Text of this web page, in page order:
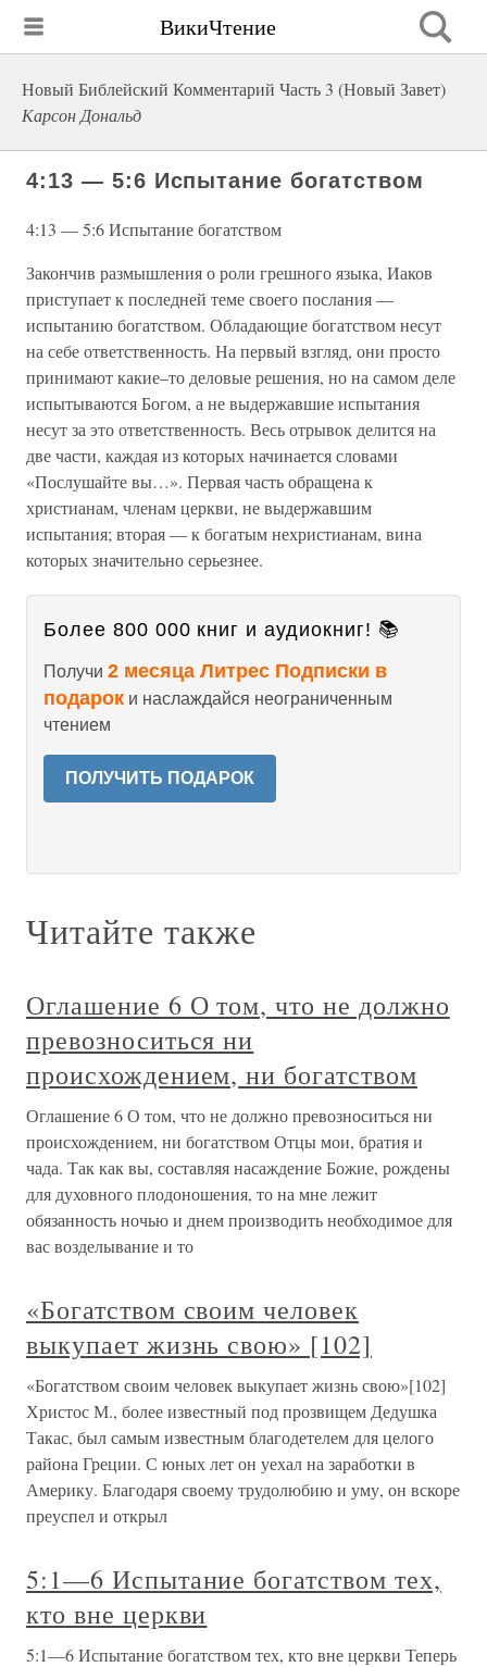
ВикиЧтение
Новый Библейский Комментарий Часть 3 (Новый Завет)
Карсон Дональд
4:13 — 5:6 Испытание богатством
4:13 — 5:6 Испытание богатством
Закончив размышления о роли грешного языка, Иаков
приступает к последней теме своего послания —
испытанию богатством. Обладающие богатством несут
на себе ответственность. На первый взгляд, они просто
принимают какие–то деловые решения, но на самом деле
испытываются Богом, а не выдержавшие испытания
несут за это ответственность. Весь отрывок делится на
две части, каждая из которых начинается словами
«Послушайте вы…». Первая часть обращена к
христианам, членам церкви, не выдержавшим
испытания; вторая — к богатым нехристианам, вина
которых значительно серьезнее.
Более 800 000 книг и аудиокниг! 📚
Получи 2 месяца Литрес Подписки в
подарок и наслаждайся неограниченным
чтением
ПОЛУЧИТЬ ПОДАРОК
Читайте также
Оглашение 6 О том, что не должно
превозноситься ни
происхождением, ни богатством
Оглашение 6 О том, что не должно превозноситься ни
происхождением, ни богатством Отцы мои, братия и
чада. Так как вы, составляя насаждение Божие, рождены
для духовного плодоношения, то на мне лежит
обязанность ночью и днем производить необходимое для
вас возделывание и то
«Богатством своим человек
выкупает жизнь свою» [102]
«Богатством своим человек выкупает жизнь свою»[102]
Христос М., более известный под прозвищем Дедушка
Такас, был самым известным благодетелем для целого
района Греции. С юных лет он уехал на заработки в
Америку. Благодаря своему трудолюбию и уму, он вскоре
преуспел и открыл
5:1—6 Испытание богатством тех,
кто вне церкви
5:1—6 Испытание богатством тех, кто вне церкви Теперь